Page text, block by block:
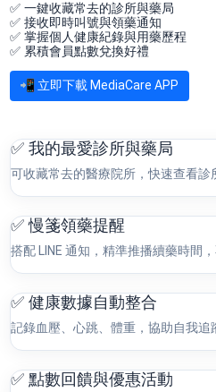
✅ 一鍵收藏常去的診所與藥局
✅ 接收即時叫號與領藥通知
✅ 掌握個人健康紀錄與用藥歷程
✅ 累積會員點數兌換好禮
📲 立即下載 MediaCare APP
✅ 我的最愛診所與藥局
可收藏常去的醫療院所，快速查看診
✅ 慢箋領藥提醒
搭配 LINE 通知，精準推播續藥時間
✅ 健康數據自動整合
記錄血壓、心跳、體重，協助自我追
✅ 點數回饋與優惠活動